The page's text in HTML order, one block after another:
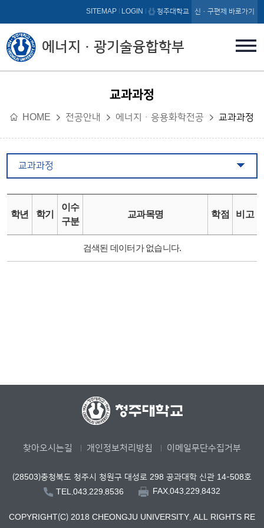
본문 바로가기
에너지ㆍ광기술융합학부
SITEMAP LOGIN 청주대학교 신·구편제 바로가기
교과과정
HOME 전공안내 에너지ㆍ응용화학전공 교과과정
교과과정
학년 학기
이수
구분
교과목명 학점 비고
검색된 데이터가 없습니다.
찾아오시는길 개인정보처리방침 이메일무단수집거부
(28503)충청북도 청주시 청원구 대성로 298 공과대학 신관 14-508호
TEL.043.229.8536
FAX.043.229.8432
COPYRIGHT(C) 2018 CHEONGJU UNIVERSITY. ALL RIGHTS RE